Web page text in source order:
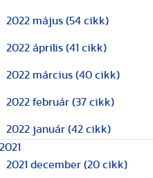
2022 május (54 cikk)
2022 április (41 cikk)
2022 március (40 cikk)
2022 február (37 cikk)
2022 január (42 cikk)
2021
2021 december (20 cikk)